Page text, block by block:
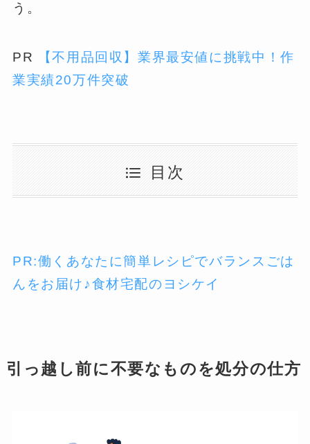
う。
PR
【不用品回収】業界最安値に挑戦中！作
業実績20万件突破
目次
PR:働くあなたに簡単レシピでバランスごは
んをお届け♪食材宅配のヨシケイ
引っ越し前に不要なものを処分の仕方